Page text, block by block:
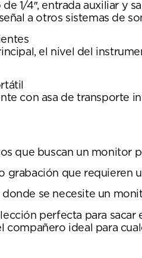
1/4″, entrada auxiliar y
a otros sistemas de
el nivel del
con asa de transporte
que buscan un monitor
grabación que requieren
se necesite un
perfecta para
compañero ideal para